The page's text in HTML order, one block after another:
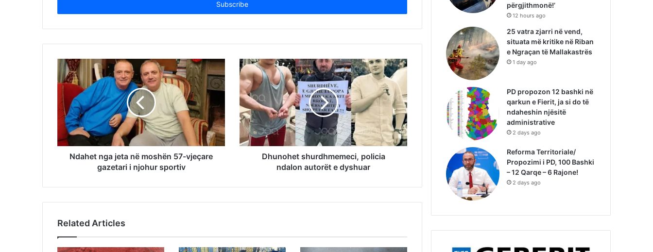
Ndahet nga jeta në moshën 57-vjeçare
gazetari i njohur sportiv
Dhunohet shurdhmemeci, policia
ndalon autorët e dyshuar
Related Articles
përgjithmonë!’
12 hours ago
25 vatra zjarri në vend,
situata më kritike në Riban
e Ngraçan të Mallakastrës
1 day ago
PD propozon 12 bashki në
qarkun e Fierit, ja si do të
ndaheshin njësitë
administrative
2 days ago
Reforma Territoriale/
Propozimi i PD, 100 Bashki
– 12 Qarqe – 6 Rajone!
2 days ago